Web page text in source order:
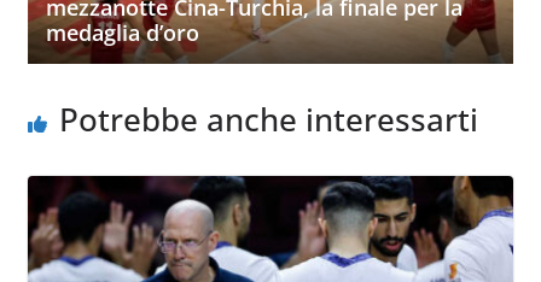
mezzanotte Cina-Turchia, la finale per la
medaglia d’oro
Potrebbe anche interessarti